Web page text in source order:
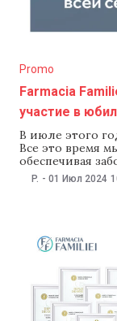
Promo
Farmacia
участие в
В июле этого
Все это время
обеспечивая
здоровья. В
P. - 01 Июл 2024